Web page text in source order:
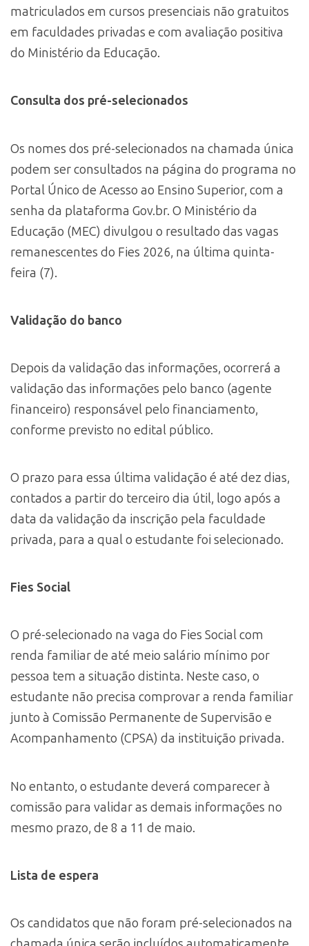
matriculados em cursos presenciais não gratuitos
em faculdades privadas e com avaliação positiva
do Ministério da Educação.
Consulta dos pré-selecionados
Os nomes dos pré-selecionados na chamada única
podem ser consultados na página do programa no
Portal Único de Acesso ao Ensino Superior, com a
senha da plataforma Gov.br. O Ministério da
Educação (MEC) divulgou o resultado das vagas
remanescentes do Fies 2026, na última quinta-
feira (7).
Validação do banco
Depois da validação das informações, ocorrerá a
validação das informações pelo banco (agente
financeiro) responsável pelo financiamento,
conforme previsto no edital público.
O prazo para essa última validação é até dez dias,
contados a partir do terceiro dia útil, logo após a
data da validação da inscrição pela faculdade
privada, para a qual o estudante foi selecionado.
Fies Social
O pré-selecionado na vaga do Fies Social com
renda familiar de até meio salário mínimo por
pessoa tem a situação distinta. Neste caso, o
estudante não precisa comprovar a renda familiar
junto à Comissão Permanente de Supervisão e
Acompanhamento (CPSA) da instituição privada.
No entanto, o estudante deverá comparecer à
comissão para validar as demais informações no
mesmo prazo, de 8 a 11 de maio.
Lista de espera
Os candidatos que não foram pré-selecionados na